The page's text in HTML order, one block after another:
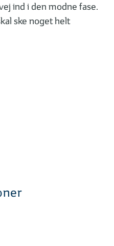
ind i den modne fase.
ske noget helt